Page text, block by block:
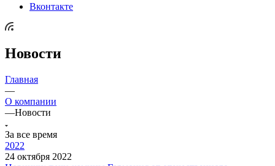
Вконтакте
Новости
Главная
—
О компании
—Новости
За все время
2022
24 октября 2022